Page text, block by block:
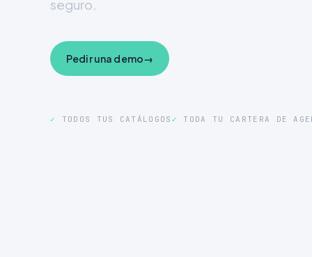
seguro.
Pedir una demo→
✓ TODOS TUS CATÁLOGOS ✓ TODA TU CARTERA DE